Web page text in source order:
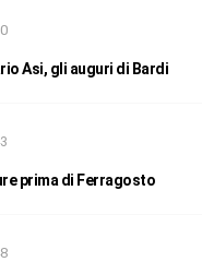
Asi, gli auguri di Bardi
prima di Ferragosto